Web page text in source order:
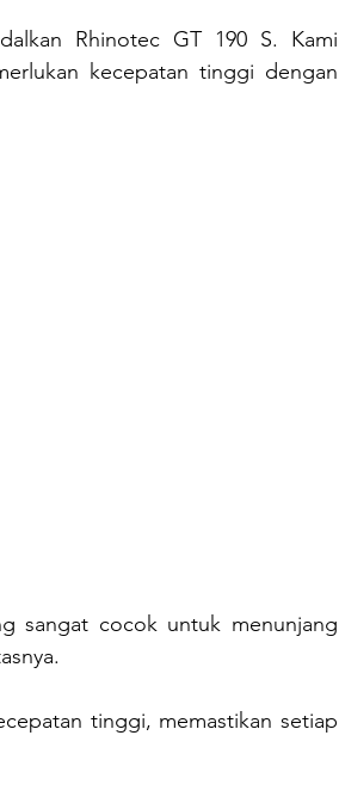
Rhinotec GT 190 S. Kami
kecepatan tinggi dengan
sangat cocok untuk menunjang
tinggi, memastikan setiap